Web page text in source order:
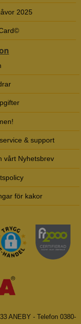
2025
& support
vårt Nyhetsbrev
för kakor
ANEBY - Telefon 0380-